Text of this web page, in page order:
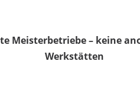
Meisterbetriebe – keine
Werkstätten